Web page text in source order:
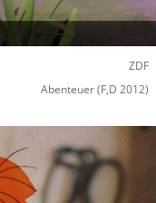
ZDF
Abenteuer(F,D 2012)